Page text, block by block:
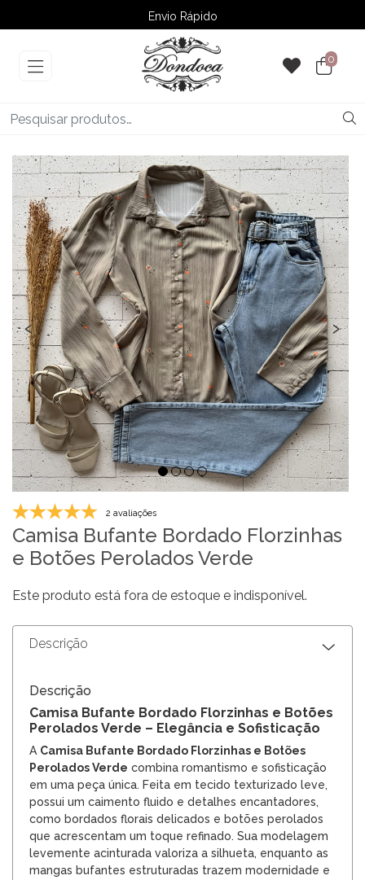
Envio Rápido
➚ Ofertas– Até 60% OFF
0
‹ ›
2 avaliações
Camisa Bufante Bordado Florzinhas
e Botões Perolados Verde
Este produto está fora de estoque e indisponível.
Descrição
Descrição
Camisa Bufante Bordado Florzinhas e Botões
Perolados Verde – Elegância e Sofisticação
A Camisa Bufante Bordado Florzinhas e Botões
Perolados Verde combina romantismo e sofisticação
em uma peça única. Feita em tecido texturizado leve,
possui um caimento fluido e detalhes encantadores,
como bordados florais delicados e botões perolados
que acrescentam um toque refinado. Sua modelagem
levemente acinturada valoriza a silhueta, enquanto as
mangas bufantes estruturadas trazem modernidade e